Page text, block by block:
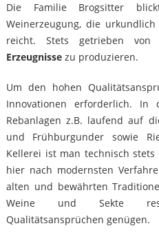
Die Familie Brogsitter
Weinerzeugung, die
reicht. Stets getrieben
Erzeugnissezu produzieren.
Um den hohen
Innovationen erforderlich. In
Rebanlagen z.B. laufend auf
und Frühburgunder sowie
Kellerei ist man technisch stets
hier nach modernsten
alten und bewährten
Weine und Sekte
Qualitätsansprüchen genügen.